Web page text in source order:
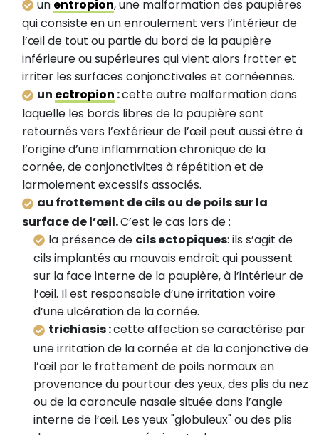
un entropion, une malformation des paupières
qui consiste en un enroulement vers l’intérieur de
l’œil de tout ou partie du bord de la paupière
inférieure ou supérieures qui vient alors frotter et
irriter les surfaces conjonctivales et cornéennes.
un ectropion :cette autre malformation dans
laquelle les bords libres de la paupière sont
retournés vers l’extérieur de l’œil peut aussi être à
l’origine d’une inflammation chronique de la
cornée, de conjonctivites à répétition et de
larmoiement excessifs associés.
au frottement de cils ou de poils sur la
surface de l’œil.C’est le cas lors de :
la présence de cils ectopiques: ils s’agit de
cils implantés au mauvais endroit qui poussent
sur la face interne de la paupière, à l’intérieur de
l’œil. Il est responsable d’une irritation voire
d’une ulcération de la cornée.
trichiasis :cette affection se caractérise par
une irritation de la cornée et de la conjonctive de
l’œil par le frottement de poils normaux en
provenance du pourtour des yeux, des plis du nez
ou de la caroncule nasale située dans l’angle
interne de l’œil. Les yeux "globuleux" ou des plis